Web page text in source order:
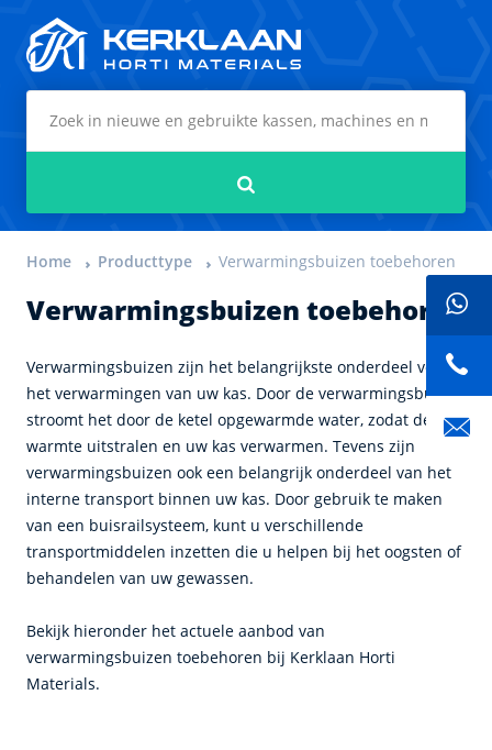
Home Producttype Verwarmingsbuizen toebehoren
Verwarmingsbuizen toebehoren
Verwarmingsbuizen zijn het belangrijkste onderdeel voor
het verwarmingen van uw kas. Door de verwarmingsbuizen
stroomt het door de ketel opgewarmde water, zodat deze
warmte uitstralen en uw kas verwarmen. Tevens zijn
verwarmingsbuizen ook een belangrijk onderdeel van het
interne transport binnen uw kas. Door gebruik te maken
van een buisrailsysteem, kunt u verschillende
transportmiddelen inzetten die u helpen bij het oogsten of
behandelen van uw gewassen.
Bekijk hieronder het actuele aanbod van
verwarmingsbuizen toebehoren bij Kerklaan Horti
Materials.